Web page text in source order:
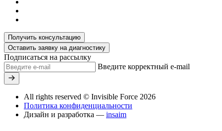
Получить консультацию
Оставить заявку на диагностику
Подписаться на рассылку
Введите корректный e-mail
All rights reserved © Invisible Force 2026
Политика конфиденциальности
Дизайн и разработка — insaim